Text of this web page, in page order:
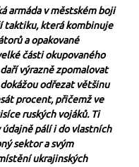
armáda v městském boji
taktiku, která kombinuje
a opakované
části okupovaného
výrazně zpomalovat
odřezat většinu
procent, přičemž ve
ruských vojáků. Ti
pálí i do vlastních
sektor a svým
ukrajinských